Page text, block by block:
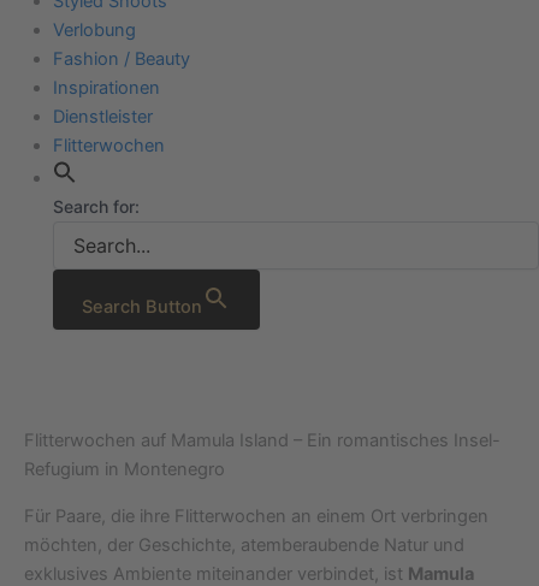
Verlobung
Fashion / Beauty
Inspirationen
Dienstleister
Flitterwochen
Search for:
Search Button
Flitterwochen auf Mamula Island – Ein romantisches Insel-
Refugium in Montenegro
Für Paare, die ihre Flitterwochen an einem Ort verbringen
möchten, der Geschichte, atemberaubende Natur und
exklusives Ambiente miteinander verbindet, ist Mamula